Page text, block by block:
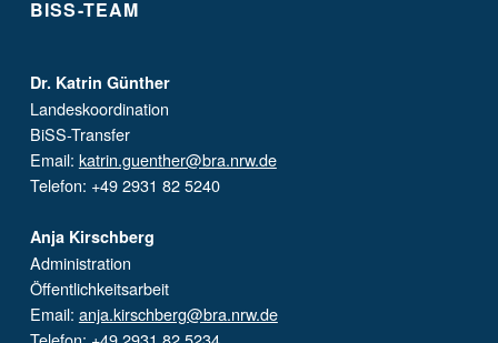
BISS-TEAM
Dr. Katrin Günther
Landeskoordination
BiSS-Transfer
Email: katrin.guenther@bra.nrw.de
Telefon: +49 2931 82 5240
Anja Kirschberg
Administration
Öffentlichkeitsarbeit
Email: anja.kirschberg@bra.nrw.de